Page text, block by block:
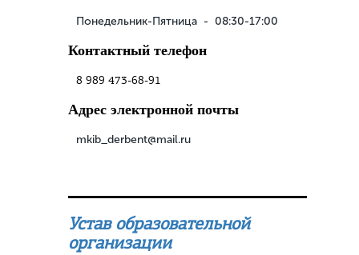
Понедельник-Пятница - 08:30-17:00
Контактный телефон
8 989 473-68-91
Адрес электронной почты
mkib_derbent@mail.ru
Устав образовательной
организации